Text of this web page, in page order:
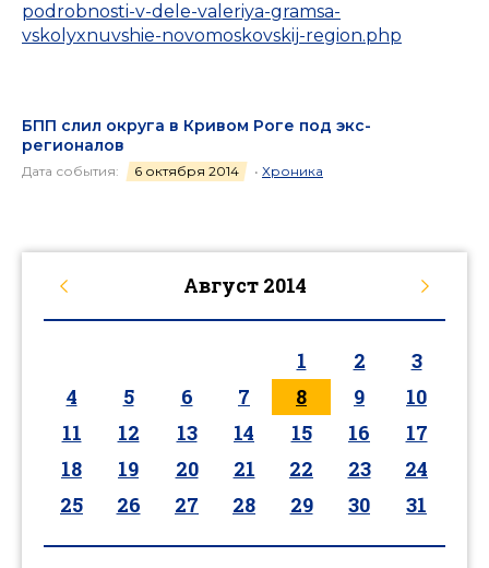
podrobnosti-v-dele-valeriya-gramsa-
vskolyxnuvshie-novomoskovskij-region.php
БПП слил округа в Кривом Роге под экс-
регионалов
Дата события: 6 октября 2014 • Хроника
Август 2014
1 2
3
4
5 6 7 8 9
10
11
12 13 14 15 16
17
18
19 20 21 22 23
24
25
26 27 28 29 30 31